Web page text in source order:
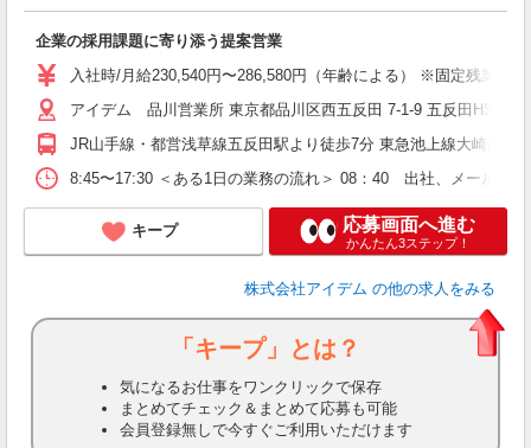
企業の採用課題に寄り添う提案営業
入社時/月給230,540円〜286,580円（年齢による） ※固定残業代
アイデム 品川営業所 東京都品川区西五反田 7-1-9 五反田HS ビ
JR山手線・都営浅草線五反田駅より徒歩7分 東急池上線大崎広小
8:45〜17:30 ＜ある1日の業務の流れ＞ 08：40 出社、メールチ
キープ 応募画面へ進む
かんたん3ステップ！
株式会社アイデム の他の求人をみる
「キープ」とは？
気になるお仕事をワンクリックで保存
まとめてチェック＆まとめて応募も可能
会員登録無しで今すぐご利用いただけます